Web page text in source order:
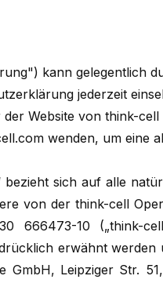
kann gelegentlich
jederzeit
Website von think-
wenden, um eine
sich auf alle
von der think-cell
666473-10 („think-
erwähnt
Leipziger Str.